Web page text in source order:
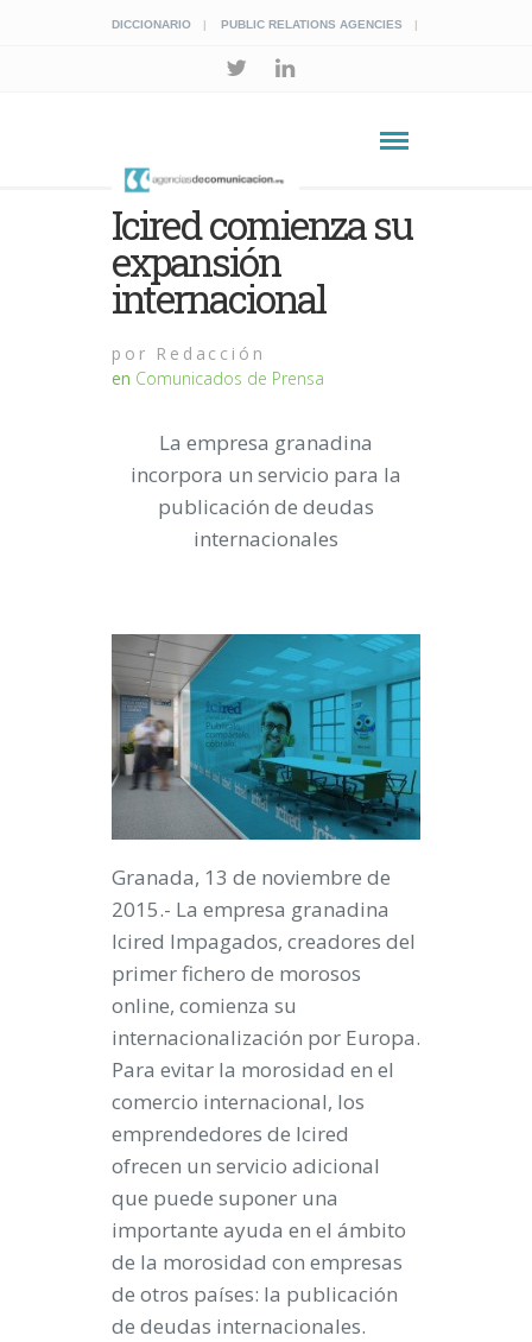
DICCIONARIO PUBLIC RELATIONS AGENCIES
Icired comienza su
expansión
internacional
por Redacción
en Comunicados de Prensa
La empresa granadina
incorpora un servicio para la
publicación de deudas
internacionales
Granada, 13 de noviembre de
2015.- La empresa granadina
Icired Impagados, creadores del
primer fichero de morosos
online, comienza su
internacionalización por Europa.
Para evitar la morosidad en el
comercio internacional, los
emprendedores de Icired
ofrecen un servicio adicional
que puede suponer una
importante ayuda en el ámbito
de la morosidad con empresas
de otros países: la publicación
de deudas internacionales.